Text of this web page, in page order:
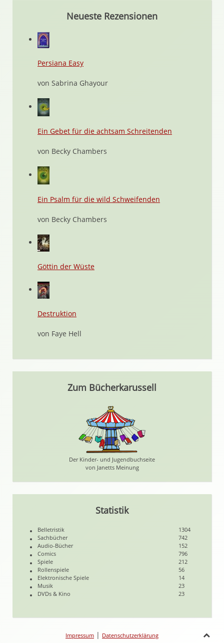
Neueste Rezensionen
Persiana Easy
von Sabrina Ghayour
Ein Gebet für die achtsam Schreitenden
von Becky Chambers
Ein Psalm für die wild Schweifenden
von Becky Chambers
Göttin der Wüste
Destruktion
von Faye Hell
Zum Bücherkarussell
Der Kinder- und Jugendbuchseite
von Janetts Meinung
Statistik
Belletristik
1304
Sachbücher
742
Audio-Bücher
152
Comics
796
Spiele
212
Rollenspiele
56
Elektronische Spiele
14
Musik
23
DVDs & Kino
23
Impressum | Datenschutzerklärung